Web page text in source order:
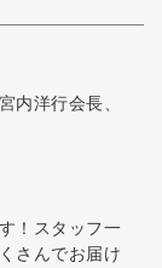
内洋行会長、
！スタッフ一
さんでお届け